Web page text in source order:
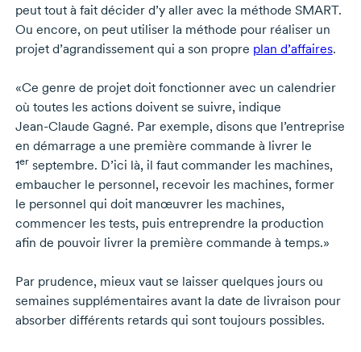
peut tout à fait décider d’y aller avec la méthode SMART.
Ou encore, on peut utiliser la méthode pour réaliser un
projet d’agrandissement qui a son propre plan d’affaires.
«Ce genre de projet doit fonctionner avec un calendrier
où toutes les actions doivent se suivre, indique
Jean-Claude Gagné. Par exemple, disons que l’entreprise
en démarrage a une première commande à livrer le
1erseptembre. D’ici là, il faut commander les machines,
embaucher le personnel, recevoir les machines, former
le personnel qui doit manœuvrer les machines,
commencer les tests, puis entreprendre la production
afin de pouvoir livrer la première commande à temps.»
Par prudence, mieux vaut se laisser quelques jours ou
semaines supplémentaires avant la date de livraison pour
absorber différents retards qui sont toujours possibles.